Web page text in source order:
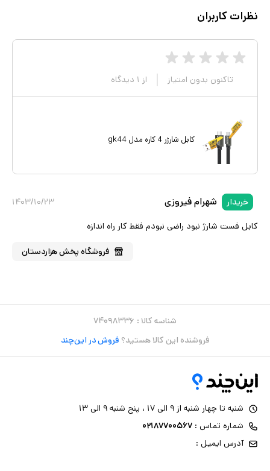
نظرات کاربران
تاکنون بدون امتیاز از ۱ دیدگاه
کابل شارژر 4 کاره مدل gk44
خریدار شهرام فیروزی
۱۴۰۳/۱۰/۲۳
کابل فست شارژ نبود راضی نبودم فقط کار راه اندازه
فروشگاه پخش هزاردستان
شناسه کالا : ۷۴۰۹۸۳۳۶
فروشنده این کالا هستید؟ فروش در این‌چند
شنبه تا چهار شنبه از ۹ الی ۱۷ ، پنج شنبه ۹ الی ۱۳
شماره تماس : ۰۲۱۸۷۷۰۰۵۶۷
آدرس ایمیل :